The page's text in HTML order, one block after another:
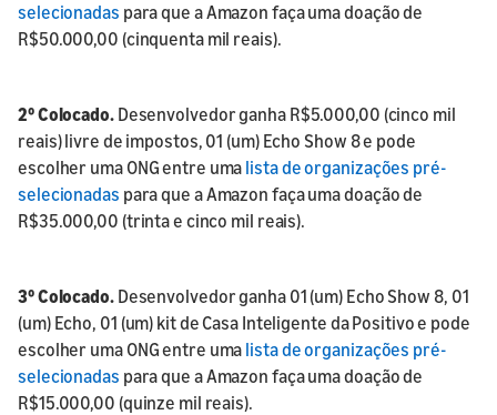
selecionadas para que a Amazon faça uma doação de
R$50.000,00 (cinquenta mil reais).
2º Colocado.Desenvolvedor ganha R$5.000,00 (cinco mil
reais) livre de impostos, 01 (um) Echo Show 8 e pode
escolher uma ONG entre uma lista de organizações pré-
selecionadas para que a Amazon faça uma doação de
R$35.000,00 (trinta e cinco mil reais).
3º Colocado.Desenvolvedor ganha 01 (um) Echo Show 8, 01
(um) Echo, 01 (um) kit de Casa Inteligente da Positivo e pode
escolher uma ONG entre uma lista de organizações pré-
selecionadas para que a Amazon faça uma doação de
R$15.000,00 (quinze mil reais).